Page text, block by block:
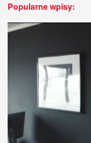
Popularne wpisy: